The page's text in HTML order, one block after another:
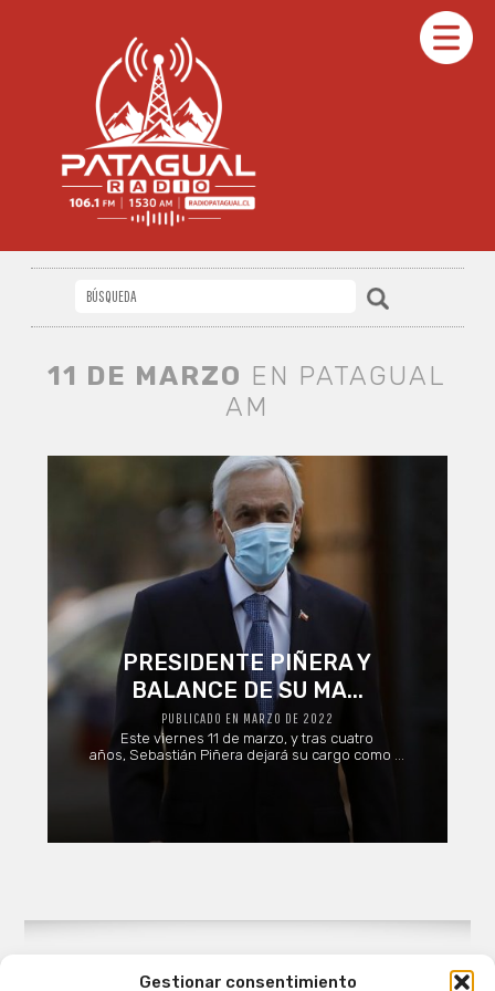
Gestionar consentimiento
11 DE MARZO EN PATAGUAL
AM
PRESIDENTE PIÑERA Y
BALANCE DE SU MA...
PUBLICADO EN MARZO DE 2022
Este viernes 11 de marzo, y tras cuatro
años, Sebastián Piñera dejará su cargo como ...